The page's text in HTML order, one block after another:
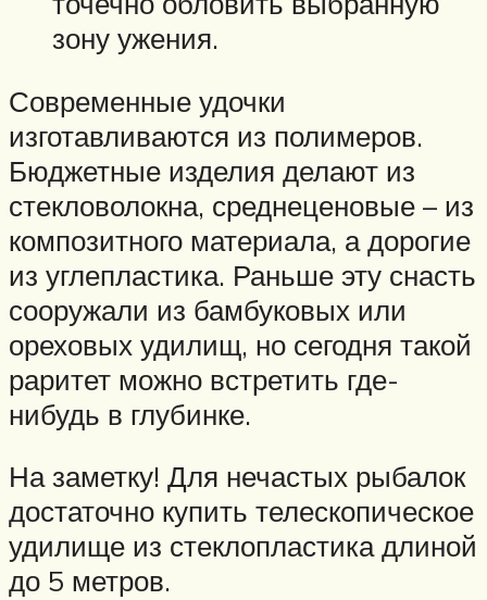
зону ужения.
Современные удочки
изготавливаются из полимеров.
Бюджетные изделия делают из
стекловолокна, среднеценовые – из
композитного материала, а дорогие
из углепластика. Раньше эту снасть
сооружали из бамбуковых или
ореховых удилищ, но сегодня такой
раритет можно встретить где-
нибудь в глубинке.
На заметку! Для нечастых рыбалок
достаточно купить телескопическое
удилище из стеклопластика длиной
до 5 метров.